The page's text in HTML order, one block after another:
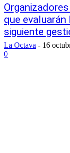
que
siguiente
La Octava - 16
0